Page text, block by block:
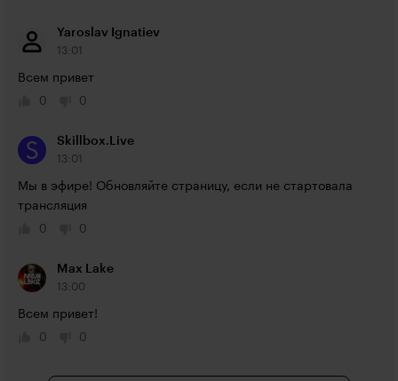
Yaroslav Ignatiev
13:01
Всем привет
0
0
Skillbox.Live
13:01
Мы в эфире! Обновляйте страницу, если не стартовала
трансляция
0
0
Max Lake
13:00
Всем привет!
0
0